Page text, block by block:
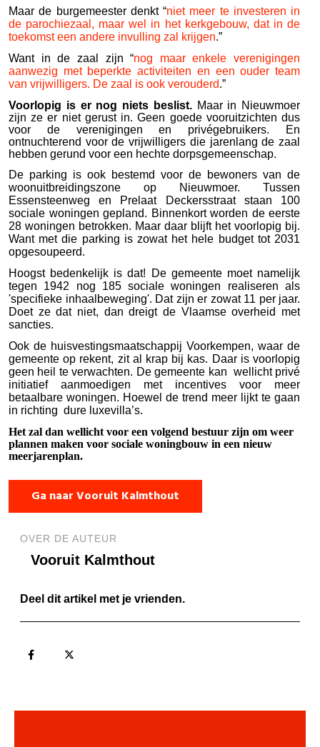
Maar de burgemeester denkt “niet meer te investeren in
de parochiezaal, maar wel in het kerkgebouw, dat in de
toekomst een andere invulling zal krijgen.”
Want in de zaal zijn “nog maar enkele verenigingen
aanwezig met beperkte activiteiten en een ouder team
van vrijwilligers. De zaal is ook verouderd.”
Voorlopig is er nog niets beslist. Maar in Nieuwmoer
zijn ze er niet gerust in. Geen goede vooruitzichten dus
voor de verenigingen en privégebruikers. En
ontnuchterend voor de vrijwilligers die jarenlang de zaal
hebben gerund voor een hechte dorpsgemeenschap.
De parking is ook bestemd voor de bewoners van de
woonuitbreidingszone op Nieuwmoer. Tussen
Essensteenweg en Prelaat Deckersstraat staan 100
sociale woningen gepland. Binnenkort worden de eerste
28 woningen betrokken. Maar daar blijft het voorlopig bij.
Want met die parking is zowat het hele budget tot 2031
opgesoupeerd.
Hoogst bedenkelijk is dat! De gemeente moet namelijk
tegen 1942 nog 185 sociale woningen realiseren als
'specifieke inhaalbeweging'. Dat zijn er zowat 11 per jaar.
Doet ze dat niet, dan dreigt de Vlaamse overheid met
sancties.
Ook de huisvestingsmaatschappij Voorkempen, waar de
gemeente op rekent, zit al krap bij kas. Daar is voorlopig
geen heil te verwachten. De gemeente kan wellicht privé
initiatief aanmoedigen met incentives voor meer
betaalbare woningen. Hoewel de trend meer lijkt te gaan
in richting dure luxevilla’s.
Het zal dan wellicht voor een volgend bestuur zijn om weer
plannen maken voor sociale woningbouw in een nieuw
meerjarenplan.
Ga naar Vooruit Kalmthout
OVER DE AUTEUR
Vooruit Kalmthout
Deel dit artikel met je vrienden.